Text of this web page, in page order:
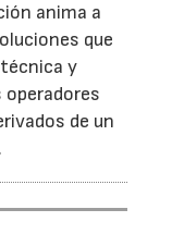
anima a
que
y
de un